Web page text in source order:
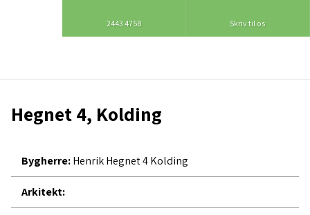
Hegnet 4, Kolding​
Bygherre:Henrik Hegnet 4 Kolding
Arkitekt:
2443 4758 Skriv til os